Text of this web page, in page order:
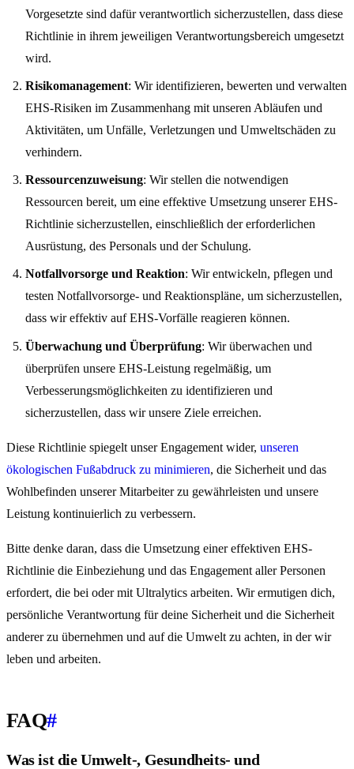
Vorgesetzte sind dafür verantwortlich sicherzustellen, dass diese
Richtlinie in ihrem jeweiligen Verantwortungsbereich umgesetzt
wird.
Risikomanagement: Wir identifizieren, bewerten und verwalten
EHS-Risiken im Zusammenhang mit unseren Abläufen und
Aktivitäten, um Unfälle, Verletzungen und Umweltschäden zu
verhindern.
Ressourcenzuweisung: Wir stellen die notwendigen
Ressourcen bereit, um eine effektive Umsetzung unserer EHS-
Richtlinie sicherzustellen, einschließlich der erforderlichen
Ausrüstung, des Personals und der Schulung.
Notfallvorsorge und Reaktion: Wir entwickeln, pflegen und
testen Notfallvorsorge- und Reaktionspläne, um sicherzustellen,
dass wir effektiv auf EHS-Vorfälle reagieren können.
Überwachung und Überprüfung: Wir überwachen und
überprüfen unsere EHS-Leistung regelmäßig, um
Verbesserungsmöglichkeiten zu identifizieren und
sicherzustellen, dass wir unsere Ziele erreichen.
Diese Richtlinie spiegelt unser Engagement wider, unseren
ökologischen Fußabdruck zu minimieren, die Sicherheit und das
Wohlbefinden unserer Mitarbeiter zu gewährleisten und unsere
Leistung kontinuierlich zu verbessern.
Bitte denke daran, dass die Umsetzung einer effektiven EHS-
Richtlinie die Einbeziehung und das Engagement aller Personen
erfordert, die bei oder mit Ultralytics arbeiten. Wir ermutigen dich,
persönliche Verantwortung für deine Sicherheit und die Sicherheit
anderer zu übernehmen und auf die Umwelt zu achten, in der wir
leben und arbeiten.
FAQ#
Was ist die Umwelt-, Gesundheits- und